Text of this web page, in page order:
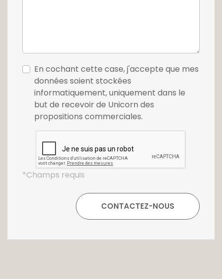
l'une étant actuellement utilisée comme
bureau.
Pour compléter cette demeure, un sous-sol
aménagé dispose d'un espace buanderie, et
de place pour de nombreux rangements. Ce
sous-sol vous donne également accès à la
seconde terrasse et au ravissant jardin
verdoyant.
Petite cerise sur le gâteau, un charmant
cabanon au fond du jardin vous offre encore
un espace supplémentaire pour ranger vos
seront conquis.
En cochant cette case, j'accepte que mes
données soient stockées
informatiquement, uniquement dans le
but de recevoir de Unicorn des
propositions commerciales.
*Champs requis